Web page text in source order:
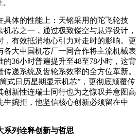
具体的性能上：天铭采用的陀飞轮技
芯之一，通过极致镂空与悬浮设计，
，有效抵消地心引力对走时的影响。更
各大中国机芯厂一同合作将主流机械表
的36小时普遍提升至48至78小时，这背
递系统及齿轮系效率的全方位革新。
式日历星期显示机芯”，更彻底颠覆传
创新性连瑞士同行也为之惊叹并意图高
生婉拒，他坚信核心创新必须留在中
系列诠释创新与哲思